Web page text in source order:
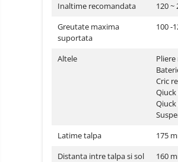
Accesorii Gadgets
Drone cu Camera
Navigații auto dedicate
Power station - Stații de
Inaltime recomandata
120 ~
Greutate maxima
suportata
100 -
Altele
Cric
Latime talpa
175
Distanta intre talpa si sol
160